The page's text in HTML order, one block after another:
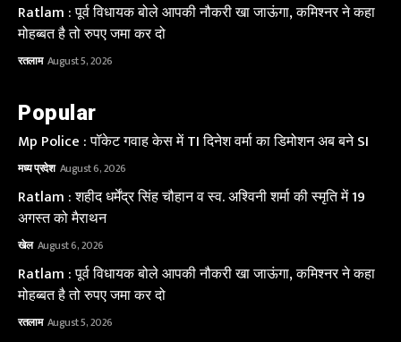
Ratlam : पूर्व विधायक बोले आपकी नौकरी खा जाऊंगा, कमिश्नर ने कहा
मोहब्बत है तो रुपए जमा कर दो
रतलाम August 5, 2026
Popular
Mp Police : पॉकेट गवाह केस में TI दिनेश वर्मा का डिमोशन अब बने SI
मध्य प्रदेश August 6, 2026
Ratlam : शहीद धर्मेंद्र सिंह चौहान व स्व. अश्विनी शर्मा की स्मृति में 19
अगस्त को मैराथन
खेल August 6, 2026
Ratlam : पूर्व विधायक बोले आपकी नौकरी खा जाऊंगा, कमिश्नर ने कहा
मोहब्बत है तो रुपए जमा कर दो
रतलाम August 5, 2026